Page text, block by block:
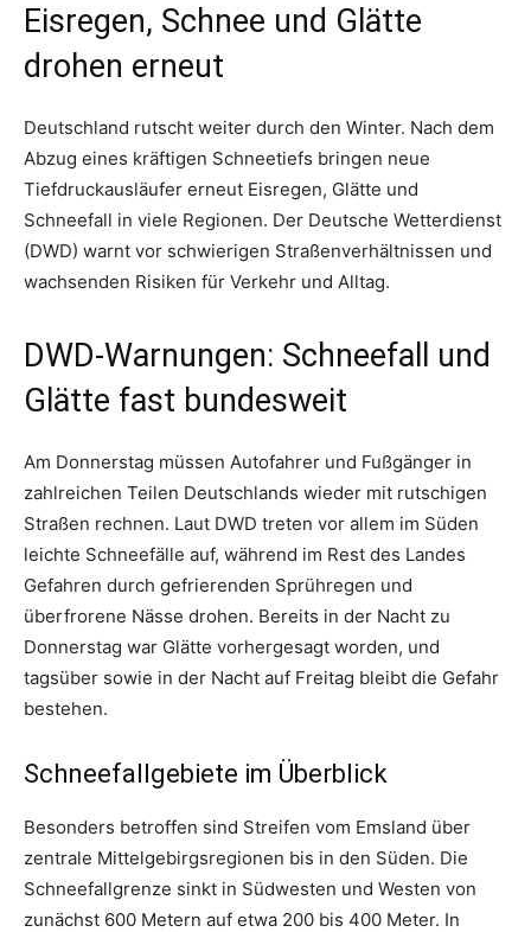
Eisregen, Schnee und Glätte
drohen erneut
Deutschland rutscht weiter durch den Winter. Nach dem
Abzug eines kräftigen Schneetiefs bringen neue
Tiefdruckausläufer erneut Eisregen, Glätte und
Schneefall in viele Regionen. Der Deutsche Wetterdienst
(DWD) warnt vor schwierigen Straßenverhältnissen und
wachsenden Risiken für Verkehr und Alltag.
DWD-Warnungen: Schneefall und
Glätte fast bundesweit
Am Donnerstag müssen Autofahrer und Fußgänger in
zahlreichen Teilen Deutschlands wieder mit rutschigen
Straßen rechnen. Laut DWD treten vor allem im Süden
leichte Schneefälle auf, während im Rest des Landes
Gefahren durch gefrierenden Sprühregen und
überfrorene Nässe drohen. Bereits in der Nacht zu
Donnerstag war Glätte vorhergesagt worden, und
tagsüber sowie in der Nacht auf Freitag bleibt die Gefahr
bestehen.
Schneefallgebiete im Überblick
Besonders betroffen sind Streifen vom Emsland über
zentrale Mittelgebirgsregionen bis in den Süden. Die
Schneefallgrenze sinkt in Südwesten und Westen von
zunächst 600 Metern auf etwa 200 bis 400 Meter. In